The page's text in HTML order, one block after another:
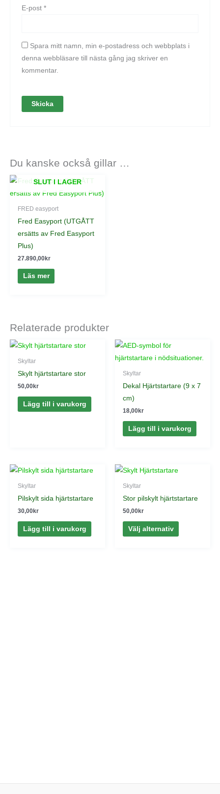
E-post *
Spara mitt namn, min e-postadress och webbplats i
denna webbläsare till nästa gång jag skriver en
kommentar.
Du kanske också gillar …
SLUT I LAGER
FRED easyport
Fred Easyport (UTGÅTT
ersätts av Fred Easyport
Plus)
27.890,00kr
Läs mer
Relaterade produkter
Skyltar
Skylt hjärtstartare stor
50,00kr
Lägg till i varukorg
Skyltar
Dekal Hjärtstartare (9 x 7
cm)
18,00kr
Lägg till i varukorg
Skyltar
Pilskylt sida hjärtstartare
30,00kr
Lägg till i varukorg
Skyltar
Stor pilskylt hjärtstartare
50,00kr
Välj alternativ
Den
produkten